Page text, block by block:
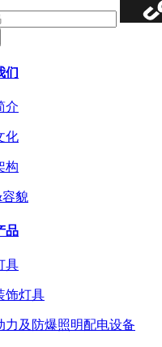
们
介
化
构
貌
品
具
饰灯具
力及防爆照明配电设备